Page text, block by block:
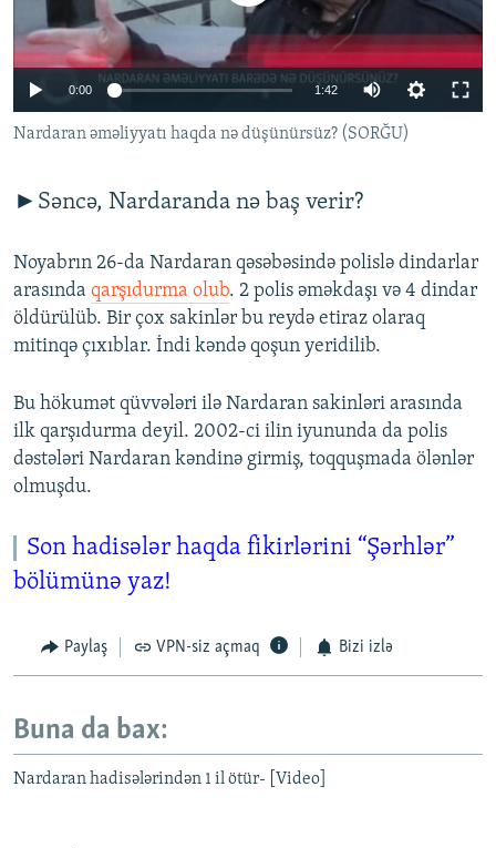
İNFOQRAFIKA
KARIKATURA
AZƏRBAYCAN ƏDƏBIYYATI KITABXANASI
İSLAM VƏ DEMOKRATIYA
İZ - MƏDƏNIYYƏT PROQRAMI
MISSIYAMIZ
PEŞƏ ETIKASI VƏ JURNALISTIKA STANDARTLARIMIZ
MATERIALLARIMIZDAN ISTIFADƏ
AZADLIQRADIOSU MOBIL TELEFONUNUZDA
BIZI IZLƏ
RFE/RL-in bütün saytları
0:00 1:42
Nardaran əməliyyatı haqda nə düşünürsüz? (SORĞU)
►Səncə, Nardaranda nə baş verir?
Noyabrın 26-da Nardaran qəsəbəsində polislə dindarlar
arasında qarşıdurma olub. 2 polis əməkdaşı və 4 dindar
öldürülüb. Bir çox sakinlər bu reydə etiraz olaraq
mitinqə çıxıblar. İndi kəndə qoşun yeridilib.
Bu hökumət qüvvələri ilə Nardaran sakinləri arasında
ilk qarşıdurma deyil. 2002-ci ilin iyununda da polis
dəstələri Nardaran kəndinə girmiş, toqquşmada ölənlər
olmuşdu.
Son hadisələr haqda fikirlərini “Şərhlər”
bölümünə yaz!
Paylaş VPN-siz açmaq Bizi izlə
Buna da bax:
Nardaran hadisələrindən 1 il ötür- [Video]